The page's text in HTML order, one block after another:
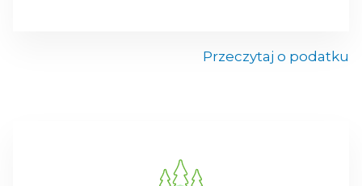
Przeczytaj o podatku